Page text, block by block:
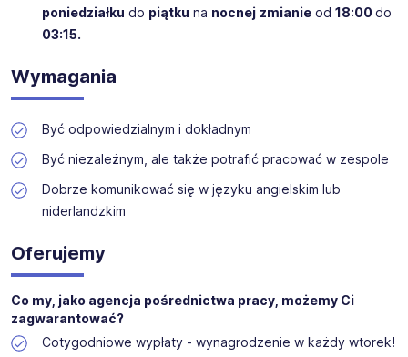
poniedziałku do piątku na nocnej zmianieod 18:00do
03:15.
Wymagania
Być odpowiedzialnym i dokładnym
Być niezależnym, ale także potrafić pracować w zespole
Dobrze komunikować się w języku angielskim lub
niderlandzkim
Oferujemy
Co my, jako agencja pośrednictwa pracy, możemy Ci
zagwarantować?
Cotygodniowe wypłaty - wynagrodzenie w każdy wtorek!